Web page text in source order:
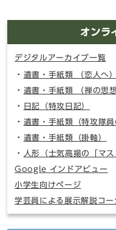
オンラ
デジタルアーカイブ一覧
遺書・手紙類 （恋人へ）
遺書・手紙類 （禅の思想
日記（特攻日記）
遺書・手紙類（特攻隊員
遺書・手紙類（掛軸）
人形（士気高揚の「マス
Google インドアビュー
小学生向けページ
学芸員による展示解説コー